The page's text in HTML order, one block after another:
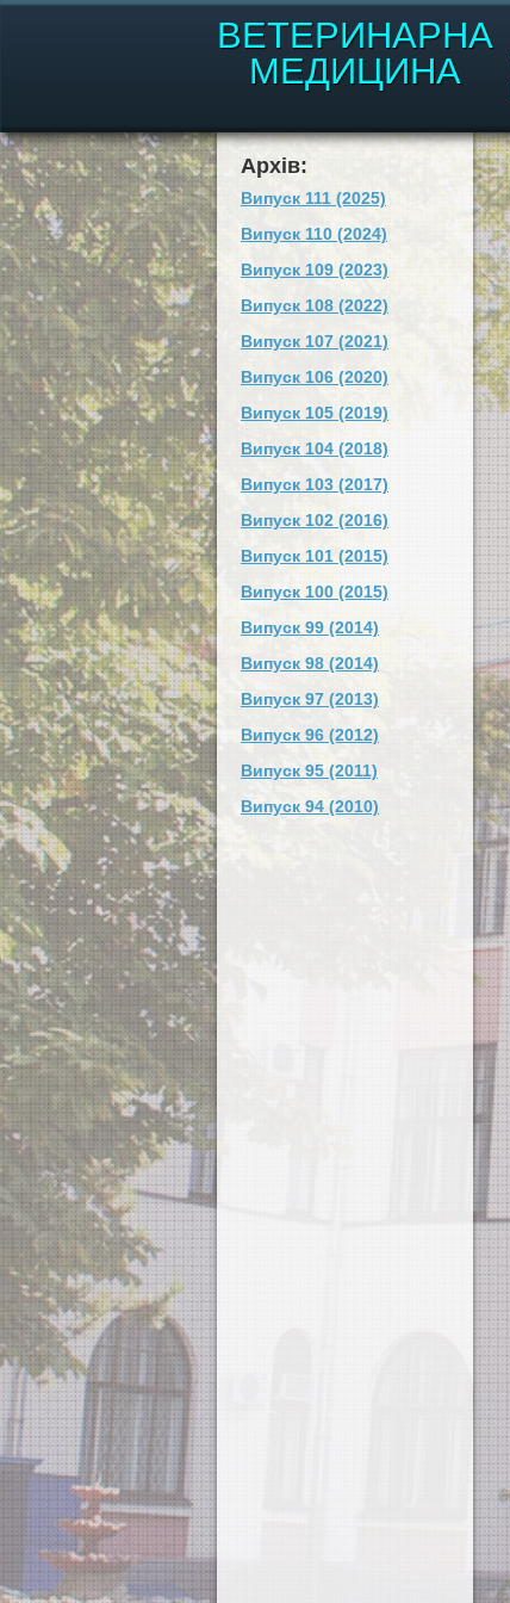
ВЕТЕРИНАРНА
МЕДИЦИНА
Архів:
Випуск 111 (2025)
Випуск 110 (2024)
Випуск 109 (2023)
Випуск 108 (2022)
Випуск 107 (2021)
Випуск 106 (2020)
Випуск 105 (2019)
Випуск 104 (2018)
Випуск 103 (2017)
Випуск 102 (2016)
Випуск 101 (2015)
Випуск 100 (2015)
Випуск 99 (2014)
Випуск 98 (2014)
Випуск 97 (2013)
Випуск 96 (2012)
Випуск 95 (2011)
Випуск 94 (2010)